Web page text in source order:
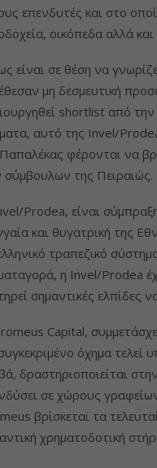
επενδυτές και στο
οικόπεδα αλλά και
είναι σε θέση να
μη δεσμευτική
shortlist από
αυτό της Invel/
Παπαλέκας φέρονται να
σύμβουλων της Πειραιώς.
Prodea, είναι
και θυγατρική της
τραπεζικό
η Invel/Prodea
σημαντικές
Capital,
όχημα τελεί
δραστηριοποιείται
σε χώρους
βρίσκεται τα
χρηματοδοτική